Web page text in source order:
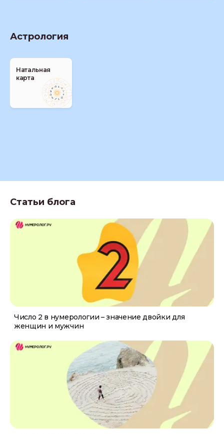
Астрология
Натальная
карта
Статьи блога
Число 2 в нумерологии – значение двойки для
женщин и мужчин